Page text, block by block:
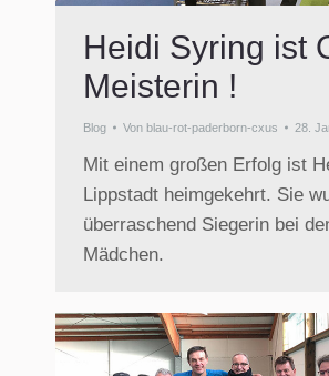
Heidi Syring ist
Meisterin !
Blog Von blau-rot-paderborn-cxus 28.
Mit einem großen Erfolg ist
Lippstadt heimgekehrt. Sie
überraschend Siegerin bei
Mädchen.